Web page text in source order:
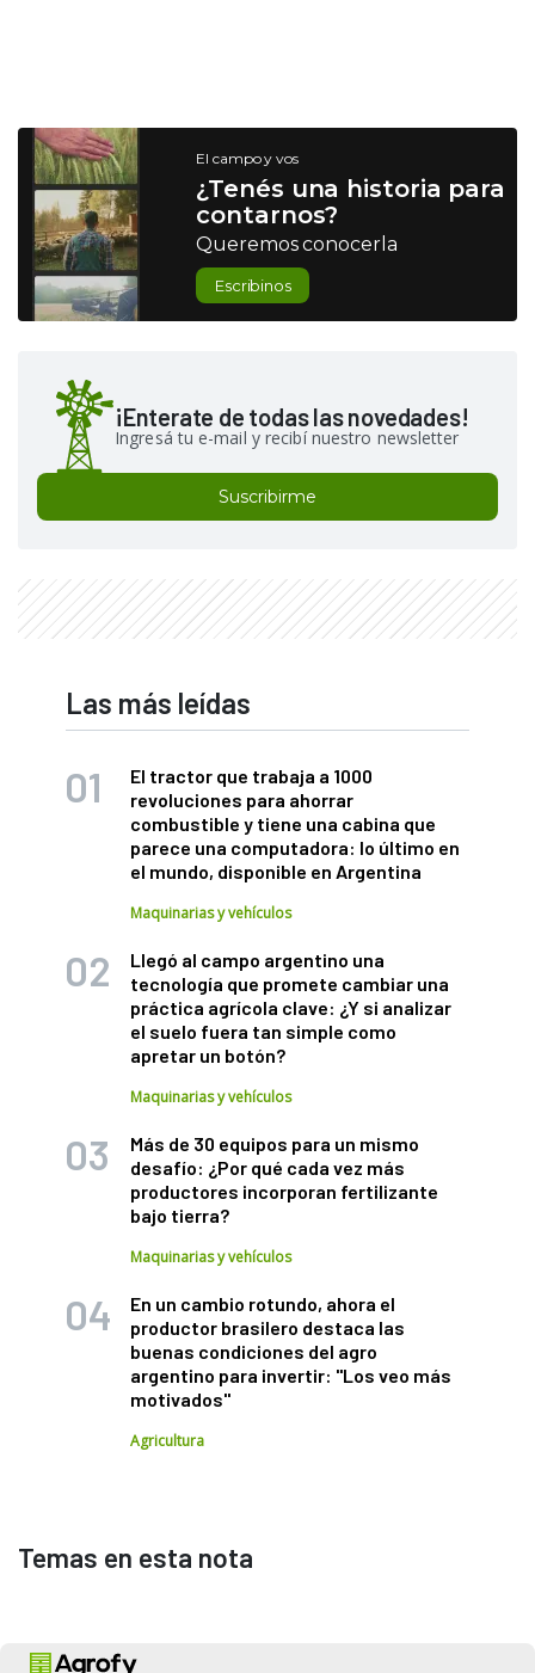
El campo y vos
¿Tenés una historia para
contarnos?
Queremos conocerla
Escribinos
¡Enterate de todas las novedades!
Ingresá tu e-mail y recibí nuestro newsletter
Suscribirme
Las más leídas
El tractor que trabaja a 1000
revoluciones para ahorrar
combustible y tiene una cabina que
parece una computadora: lo último en
el mundo, disponible en Argentina
Maquinarias y vehículos
Llegó al campo argentino una
tecnología que promete cambiar una
práctica agrícola clave: ¿Y si analizar
el suelo fuera tan simple como
apretar un botón?
Maquinarias y vehículos
Más de 30 equipos para un mismo
desafío: ¿Por qué cada vez más
productores incorporan fertilizante
bajo tierra?
Maquinarias y vehículos
En un cambio rotundo, ahora el
productor brasilero destaca las
buenas condiciones del agro
argentino para invertir: "Los veo más
motivados"
Agricultura
Temas en esta nota